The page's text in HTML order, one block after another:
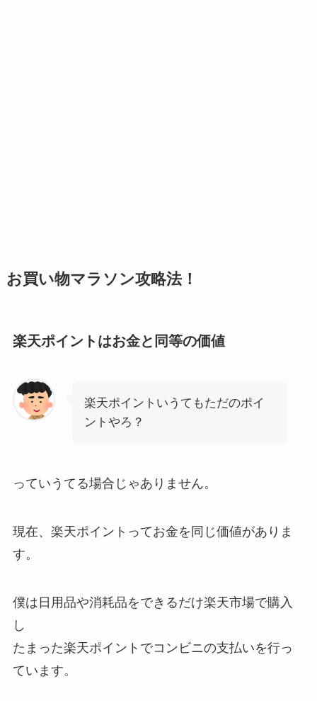
お買い物マラソン攻略法！
楽天ポイントはお金と同等の価値
楽天ポイントいうてもただのポイ
ントやろ？
っていうてる場合じゃありません。
現在、楽天ポイントってお金を同じ価値がありま
す。
僕は日用品や消耗品をできるだけ楽天市場で購入
し
たまった楽天ポイントでコンビニの支払いを行っ
ています。